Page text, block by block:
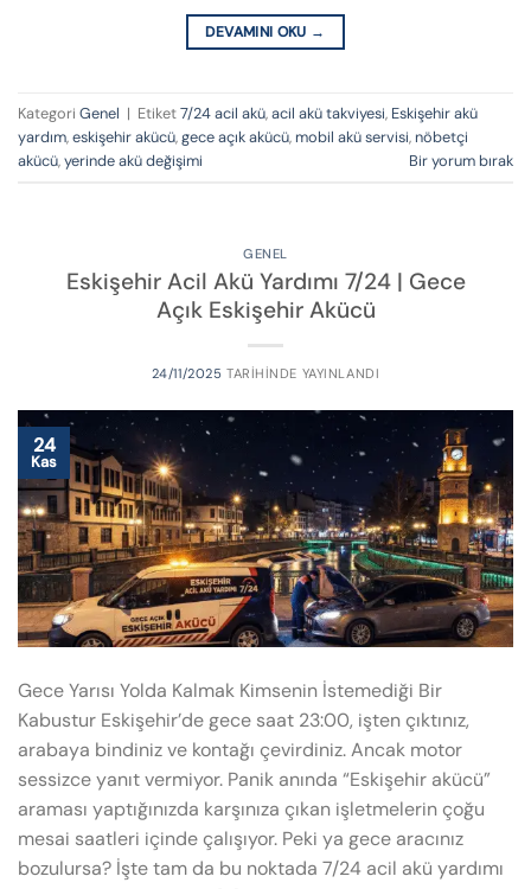
DEVAMINI OKU →
Kategori Genel | Etiket7/24 acil akü,acil akü takviyesi, Eskişehir akü
yardım,eskişehir akücü,gece açık akücü, mobil akü servisi, nöbetçi
akücü,yerinde akü değişimi Bir yorum bırak
GENEL
Eskişehir Acil Akü Yardımı 7/24 | Gece
Açık Eskişehir Akücü
24/11/2025 TARIHINDE YAYINLANDI
24
Kas
Gece Yarısı Yolda Kalmak Kimsenin İstemediği Bir
Kabustur Eskişehir’de gece saat 23:00, işten çıktınız,
arabaya bindiniz ve kontağı çevirdiniz. Ancak motor
sessizce yanıt vermiyor. Panik anında “Eskişehir akücü”
araması yaptığınızda karşınıza çıkan işletmelerin çoğu
mesai saatleri içinde çalışıyor. Peki ya gece aracınız
bozulursa? İşte tam da bu noktada 7/24 acil akü yardımı